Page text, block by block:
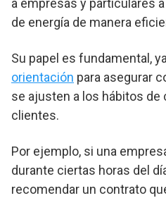
a empresas y particulares
de energía de manera
Su papel es fundamental,
orientación para asegurar
se ajusten a los hábitos de
clientes.
Por ejemplo, si una
durante ciertas horas del
recomendar un contrato